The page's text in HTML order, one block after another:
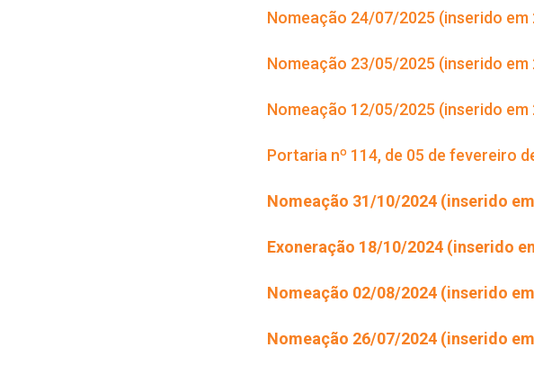
Nomeação 24/07/2025 (inserido
Nomeação 23/05/2025 (inserido
Nomeação 12/05/2025 (inserido
Portaria nº 114, de 05 de fevereiro
Nomeação 31/10/2024 (inserido
Exoneração 18/10/2024 (inserido
Nomeação 02/08/2024 (inserido
Nomeação 26/07/2024 (inserido